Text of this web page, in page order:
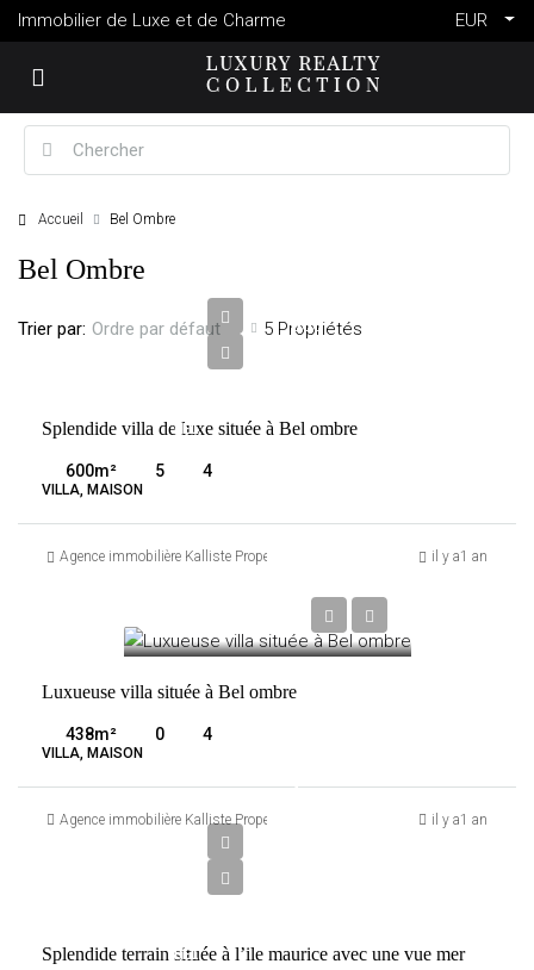
Immobilier de Luxe et de Charme EUR
Accueil Bel Ombre
Bel Ombre
5 Propriétés
Trier par: Ordre par défaut
BEL
000
Splendide villa de luxe située à Bel ombre
600m² 5 4
VILLA, MAISON
Agence immobilière Kalliste Properties il y a1 an
VENTE BEL OMBRE MAURICE
Luxueuse villa située à Bel ombre
438m² 0 4
VILLA, MAISON
Agence immobilière Kalliste Properties il y a1 an
BEL
1
Splendide terrain située à l’ile maurice avec une vue mer